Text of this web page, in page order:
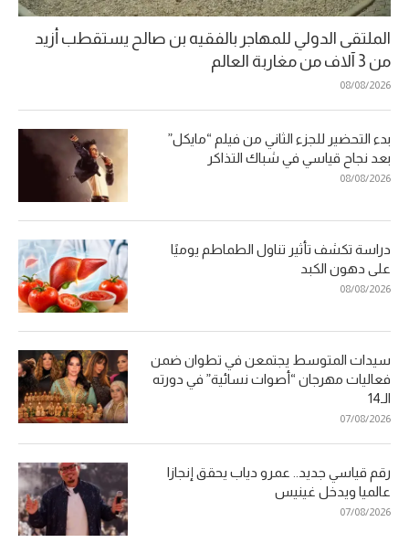
الملتقى الدولي للمهاجر بالفقيه بن صالح يستقطب أزيد
من 3 آلاف من مغاربة العالم
08/08/2026
بدء التحضير للجزء الثاني من فيلم “مايكل”
بعد نجاح قياسي في شباك التذاكر
08/08/2026
دراسة تكشف تأثير تناول الطماطم يوميًا
على دهون الكبد
08/08/2026
سيدات المتوسط يجتمعن في تطوان ضمن
فعاليات مهرجان “أصوات نسائية” في دورته
الـ14
07/08/2026
رقم قياسي جديد.. عمرو دياب يحقق إنجازا
عالميا ويدخل غينيس
07/08/2026